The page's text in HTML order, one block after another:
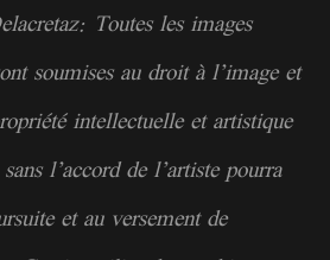
Toutes les images
soumises au droit à l’image et
intellectuelle et artistique
l’accord de l’artiste pourra
et au versement de